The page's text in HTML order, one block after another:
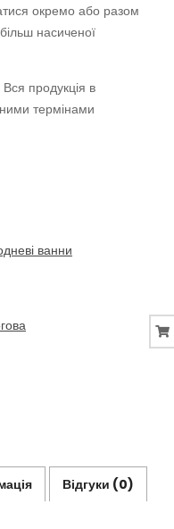
окремо або разом
насиченої
Вся продукція в
термінами
ванни
Відгуки (0)